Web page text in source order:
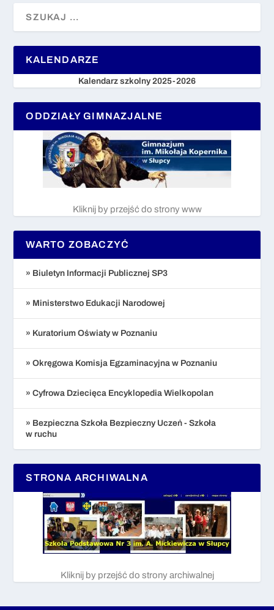
KALENDARZE
Kalendarz szkolny 2025-2026
ODDZIAŁY GIMNAZJALNE
Kliknij by przejść do strony www
WARTO ZOBACZYĆ
» Biuletyn Informacji Publicznej SP3
» Ministerstwo Edukacji Narodowej
» Kuratorium Oświaty w Poznaniu
» Okręgowa Komisja Egzaminacyjna w Poznaniu
» Cyfrowa Dziecięca Encyklopedia Wielkopolan
» Bezpieczna Szkoła Bezpieczny Uczeń - Szkoła
w ruchu
STRONA ARCHIWALNA
Kliknij by przejść do strony archiwalnej